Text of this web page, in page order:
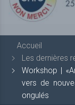
Accueil
Les dernières
Workshop |
vers de
ongulés